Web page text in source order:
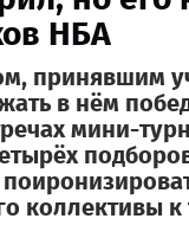
НБА
принявшим
в нём
мини-
коллективы